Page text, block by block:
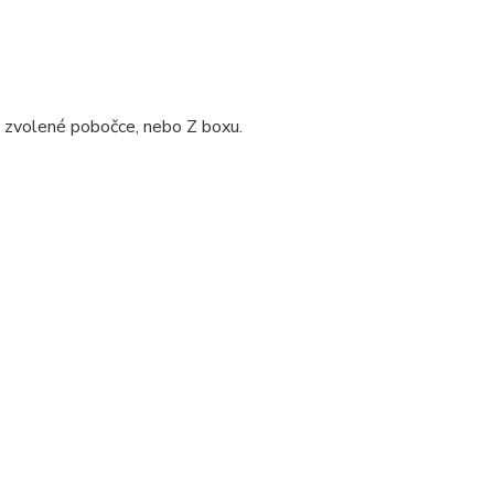
pobočce, nebo Z boxu.